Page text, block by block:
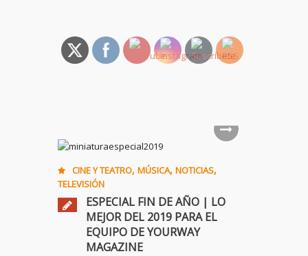
CINE Y TEATRO, MÚSICA, NOTICIAS,
TELEVISIÓN
ESPECIAL FIN DE AÑO | LO
MEJOR DEL 2019 PARA EL
EQUIPO DE YOURWAY
MAGAZINE